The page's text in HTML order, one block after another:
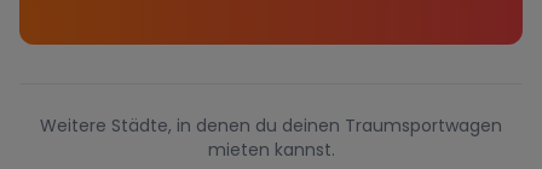
Weitere Städte, in denen du deinen Traumsportwagen
mieten kannst.